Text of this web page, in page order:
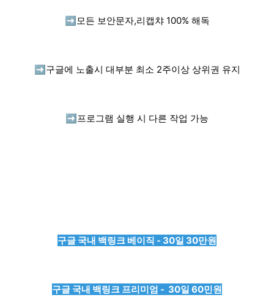
➡️ 모든 보안문자,리캡챠 100% 해독
➡️ 구글에 노출시 대부분 최소 2주이상 상위권 유지
➡️ 프로그램 실행 시 다른 작업 가능
구글 국내 백링크 베이직 - 30일 30만원
구글 국내 백링크 프리미엄 - 30일 60민원